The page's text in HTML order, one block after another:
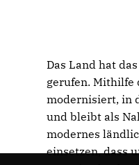
Das Land hat
gerufen. Mithilfe
modernisiert, in
und bleibt als
modernes
einsetzen, dass